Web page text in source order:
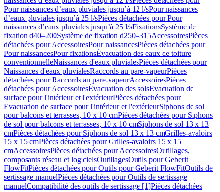
Pour naissances d’eaux pluviales jusqu’à 12 l/sPour naissances
d’eaux pluviales jusqu’à 25 l/sPièces détachées pour Pour
naissances d’eaux pluviales jusqu’à 25 l/sFixationsSystème de
fixation d40–200Système de fixation d250–315AccessoiresPièces
détachées pour AccessoiresPour naissancesPièces détachées pour
Pour naissancesPour fixationsÉvacuation des eaux de toiture
conventionnelleNaissances d'eaux pluvialesPièces détachées pour
Naissances d'eaux pluvialesRaccords au pare-vapeurPièces
détachées pour Raccords au pare-vapeurAccessoiresPièces
détachées pour AccessoiresÉvacuation des solsEvacuation de
surface pour l'intérieur et l'extérieurPièces détachées pour
Evacuation de surface pour l'intérieur et l'extérieurSiphons de sol
pour balcons et terrasses, 10 x 10 cmPièces détachées pour Siphons
de sol pour balcons et terrasses, 10 x 10 cmSiphons de sol 13 x 13
cmPièces détachées pour Siphons de sol 13 x 13 cmGrilles-avaloirs
15 x 15 cmPièces détachées pour Grilles-avaloirs 15 x 15
cmAccessoiresPièces détachées pour AccessoiresOutillages,
composants réseau et logicielsOutillagesOutils pour Geberit
FlowFitPièces détachées pour Outils pour Geberit FlowFitOutils de
sertissage manuelPièces détachées pour Outils de sertissage
manuelCompatibilité des outils de sertissage [1]Pièces détachées